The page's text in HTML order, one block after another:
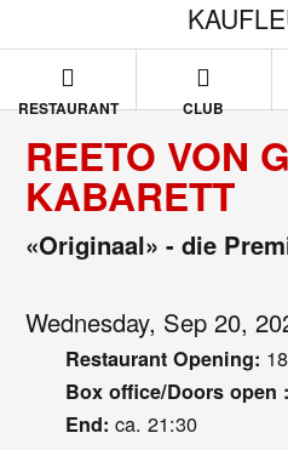
RESTAURANT CLUB
REETO VON
KABARETT
«Originaal» - die
Wednesday, Sep 20,
Restaurant Opening:
Box office/Doors open :
End: ca. 21:30